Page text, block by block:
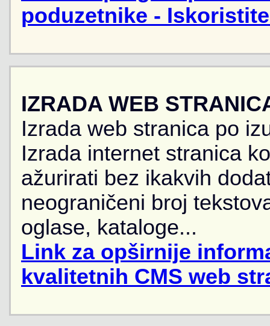
poduzetnike -
IZRADA WEB
Izrada web stranica po
Izrada internet stranica
ažurirati bez ikakvih
neograničeni broj
oglase, kataloge...
Link za opširnije
kvalitetnih CMS web